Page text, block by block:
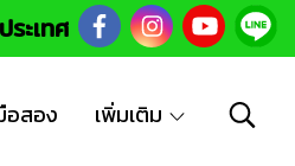
ะเทศ
อสอง เพิ่มเติม